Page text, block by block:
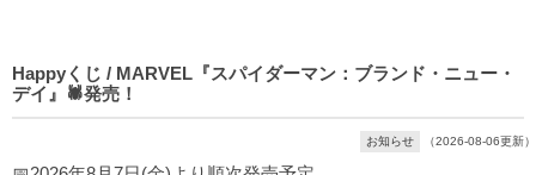
Happyくじ / MARVEL『スパイダーマン：ブランド・ニュー・
デイ』🕷発売！
お知らせ （2026-08-06更新）